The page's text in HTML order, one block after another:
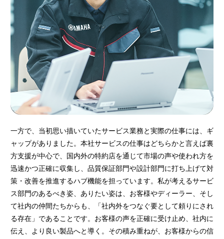
一方で、当初思い描いていたサービス業務と実際の仕事には、ギ
ャップがありました。本社サービスの仕事はどちらかと言えば裏
方支援が中心で、国内外の特約店を通じて市場の声や使われ方を
迅速かつ正確に収集し、品質保証部門や設計部門に打ち上げて対
策・改善を推進するハブ機能を担っています。私が考えるサービ
ス部門のあるべき姿、ありたい姿は、お客様やディーラー、そし
て社内の仲間たちからも、「社内外をつなぐ要として頼りにされ
る存在」であることです。お客様の声を正確に受け止め、社内に
伝え、より良い製品へと導く。その積み重ねが、お客様からの信